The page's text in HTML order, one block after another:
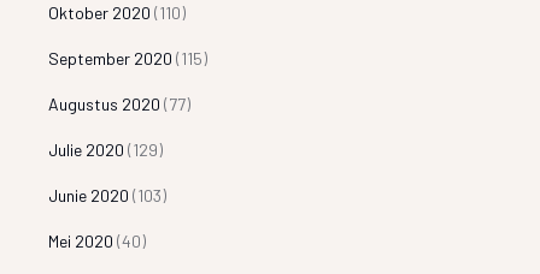
Oktober 2020 (110)
September 2020 (115)
Augustus 2020 (77)
Julie 2020 (129)
Junie 2020 (103)
Mei 2020 (40)